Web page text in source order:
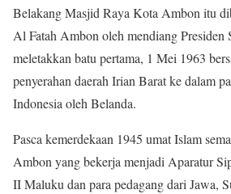
Belakang Masjid Raya Kota Ambon itu
Al Fatah Ambon oleh mendiang Presiden
meletakkan batu pertama, 1 Mei 1963
penyerahan daerah Irian Barat ke dalam
Indonesia oleh Belanda.
Pasca kemerdekaan 1945 umat Islam
Ambon yang bekerja menjadi Aparatur
II Maluku dan para pedagang dari Jawa,